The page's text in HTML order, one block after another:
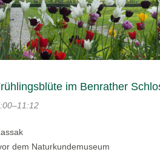
im Benrather
dem Naturkundemuseum